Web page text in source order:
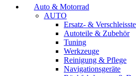
Auto & Motorrad
AUTO
Ersatz- &
Autoteile & Zubehör
Tuning
Werkzeuge
Reinigung & Pflege
Navigationsgeräte